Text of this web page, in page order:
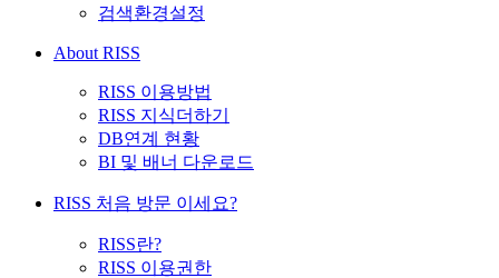
검색환경설정
About RISS
RISS 이용방법
RISS 지식더하기
DB연계 현황
BI 및 배너 다운로드
RISS 처음 방문 이세요?
RISS란?
RISS 이용권한